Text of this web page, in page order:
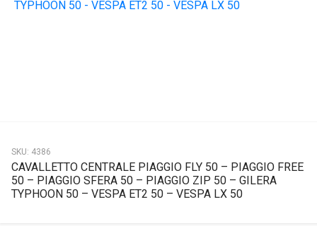
SKU: 4386
CAVALLETTO CENTRALE PIAGGIO FLY 50 – PIAGGIO FREE
50 – PIAGGIO SFERA 50 – PIAGGIO ZIP 50 – GILERA
TYPHOON 50 – VESPA ET2 50 – VESPA LX 50